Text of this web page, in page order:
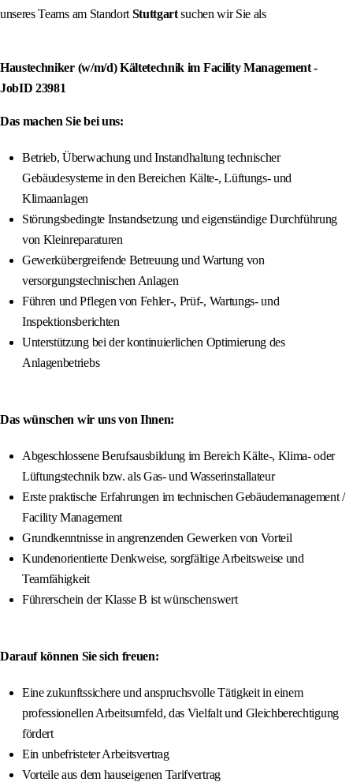
unseres Teams am Standort Stuttgartsuchen wir Sie als
Haustechniker (w/m/d) Kältetechnik im Facility Management-
JobID23981
Das machen Sie bei uns:
Betrieb, Überwachung und Instandhaltung technischer
Gebäudesysteme in den Bereichen Kälte-, Lüftungs- und
Klimaanlagen
Störungsbedingte Instandsetzung und eigenständige Durchführung
von Kleinreparaturen
Gewerkübergreifende Betreuung und Wartung von
versorgungstechnischen Anlagen
Führen und Pflegen von Fehler-, Prüf-, Wartungs- und
Inspektionsberichten
Unterstützung bei der kontinuierlichen Optimierung des
Anlagenbetriebs
Das wünschen wir uns von Ihnen:
Abgeschlossene Berufsausbildung im Bereich Kälte-, Klima- oder
Lüftungstechnik bzw. als Gas- und Wasserinstallateur
Erste praktische Erfahrungen im technischen Gebäudemanagement /
Facility Management
Grundkenntnisse in angrenzenden Gewerken von Vorteil
Kundenorientierte Denkweise, sorgfältige Arbeitsweise und
Teamfähigkeit
Führerschein der Klasse B ist wünschenswert
Darauf können Sie sich freuen:
Eine zukunftssichere und anspruchsvolle Tätigkeit in einem
professionellen Arbeitsumfeld, das Vielfalt und Gleichberechtigung
fördert
Ein unbefristeter Arbeitsvertrag
Vorteile aus dem hauseigenen Tarifvertrag